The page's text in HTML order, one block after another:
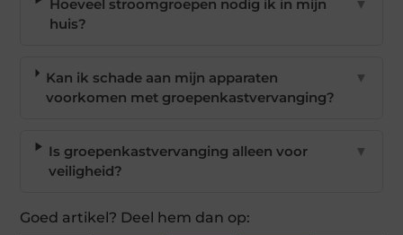
Hoeveel stroomgroepen nodig ik in mijn
huis?
▼
Kan ik schade aan mijn apparaten
voorkomen met groepenkastvervanging?
▼
Is groepenkastvervanging alleen voor
veiligheid?
▼
Goed artikel? Deel hem dan op: